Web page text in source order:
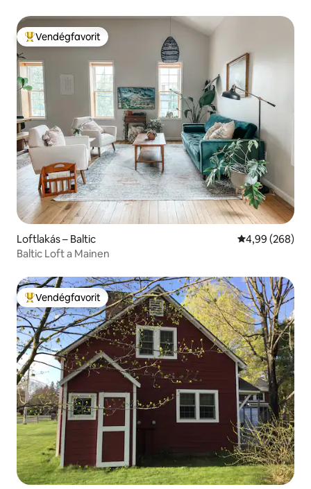
Kiemelt vendégfavorit
Vendégfavorit
Loftlakás – Baltic Átlagos
4,99 (268)
Baltic Loft a Mainen
Kiemelt vendégfavorit
Vendégfavorit